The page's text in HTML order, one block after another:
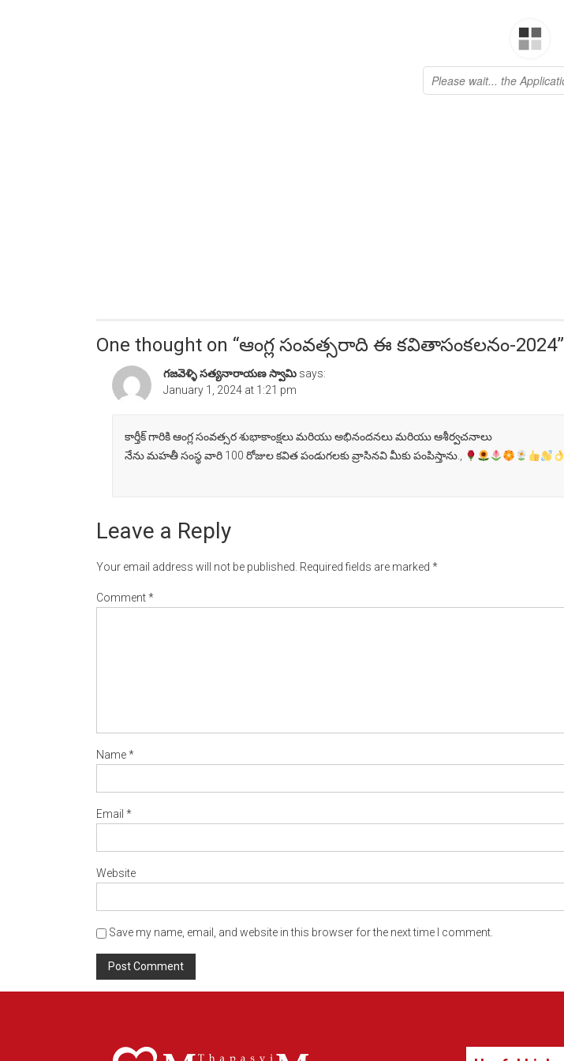
One thought on “ఆంగ్ల సంవత్సరాది ఈ కవితాసంకలనం-2024”
గజవెళ్ళి సత్యనారాయణ స్వామి says:
January 1, 2024 at 1:21 pm
కార్తీక్ గారికి ఆంగ్ల సంవత్సర శుభాకాంక్షలు మరియు అభినందనలు మరియు ఆశీర్వచనాలు
నేను మహతీ సంస్థ వారి 100 రోజుల కవిత పండుగలకు వ్రాసినవి మీకు పంపిస్తాను.,
Leave a Reply
Your email address will not be published. Required fields are marked *
Comment*
Name*
Email *
Website
Save my name, email, and website in this browser for the next time I comment.